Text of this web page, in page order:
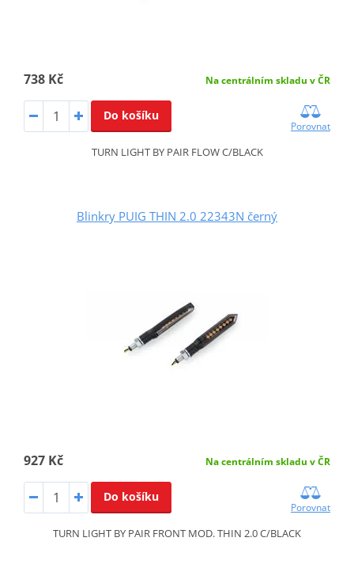
738 Kč Na centrálním skladu v ČR
Do košíku
Porovnat
TURN LIGHT BY PAIR FLOW C/BLACK
Blinkry PUIG THIN 2.0 22343N černý
927 Kč Na centrálním skladu v ČR
Do košíku
Porovnat
TURN LIGHT BY PAIR FRONT MOD. THIN 2.0 C/BLACK